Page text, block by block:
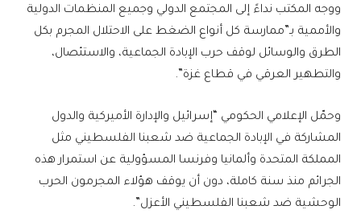
ووجه المكتب نداءً إلى المجتمع الدولي وجميع المنظمات الدولية
والأممية بـ”ممارسة كل أنواع الضغط على الاحتلال المجرم بكل
الطرق والوسائل لوقف حرب الإبادة الجماعية، والاستئصال،
والتطهير العرقي في قطاع غزة”.
وحمّل الإعلامي الحكومي “إسرائيل والإدارة الأميركية والدول
المشاركة في الإبادة الجماعية ضد شعبنا الفلسطيني مثل
المملكة المتحدة وألمانيا وفرنسا المسؤولية عن استمرار هذه
الجرائم منذ سنة كاملة، دون أن يوقف هؤلاء المجرمون الحرب
الوحشية ضد شعبنا الفلسطيني الأعزل”.